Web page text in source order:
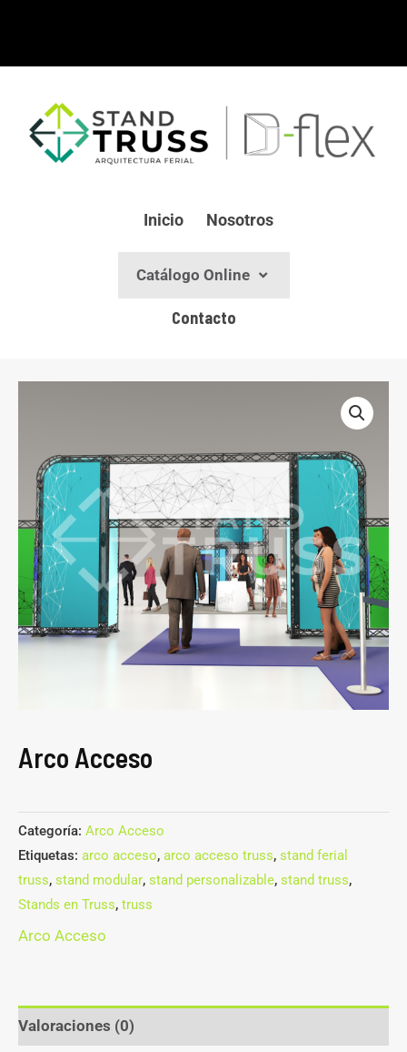
Inicio Nosotros
Catálogo Online
Contacto
Arco Acceso
Categoría: Arco Acceso
Etiquetas: arco acceso, arco acceso truss, stand ferial
truss, stand modular, stand personalizable, stand truss,
Stands en Truss, truss
Arco Acceso
Valoraciones (0)